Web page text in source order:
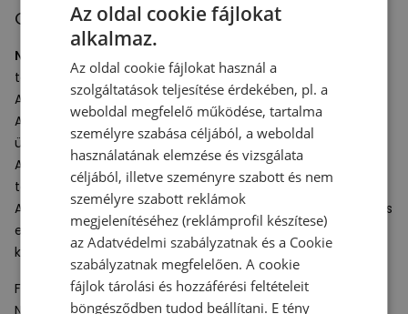
Gyerek cipő New Balance NW574 – rózsaszín
New Balance babacipő
tépőzáras rögzítéssel.
A felsőrész kiváló minőségű szintetikus anyagokból készült.
A középtalp könnyűEVAhabból készült, amely elnyeli az
ütéseket és puha érzést garantál járás közben.
A külső talp gumiprofilja kopásálló és jó tapadást biztosít a
talajon.
A
New Balance babacipőremek választás lesz az iskolai és
egyéb mindennapi tevékenységekhez, és tökéletesen
kiegészíti agyermekek sportruházatát
Felelős szervezet:
New Balance Europe BV
Az oldal cookie fájlokat
alkalmaz.
Az oldal cookie fájlokat használ a
szolgáltatások teljesítése érdekében, pl. a
weboldal megfelelő működése, tartalma
személyre szabása céljából, a weboldal
használatának elemzése és vizsgálata
céljából, illetve szeményre szabott és nem
személyre szabott reklámok
megjelenítéséhez (reklámprofil készítese)
azAdatvédelmi szabályzatnak és a Cookie
szabályzatnak megfelelően. A cookie
fájlok tárolási és hozzáférési feltételeit
böngésződben tudod beállítani. E tény